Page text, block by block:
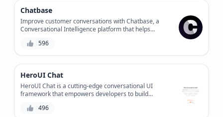
Chatbase
Improve customer conversations with Chatbase, a
Conversational Intelligence platform that helps
satisfaction, and workflow efficiency.
596
HeroUI Chat
HeroUI Chat is a cutting-edge conversational UI
framework that empowers developers to build
the way users interact with applications.
496